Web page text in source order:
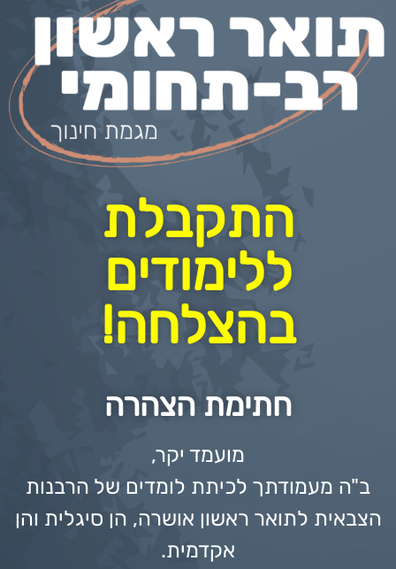
התקבלת
ללימודים
בהצלחה!
חתימת הצהרה
מועמד יקר,
ב"ה מעמודתך לכיתת לומדים של הרבנות
הצבאית לתואר ראשון אושרה, הן סיגלית והן
אקדמית.